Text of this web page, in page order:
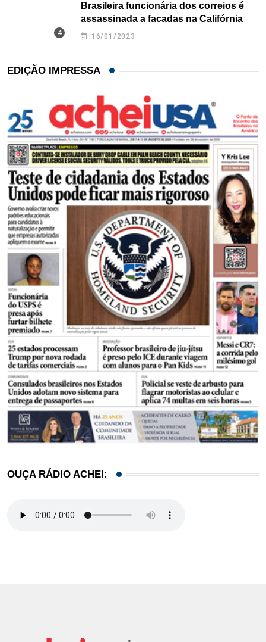
Brasileira funcionária dos correios é
assassinada a facadas na Califórnia
16/01/2023
EDIÇÃO IMPRESSA
OUÇA RÁDIO ACHEI: